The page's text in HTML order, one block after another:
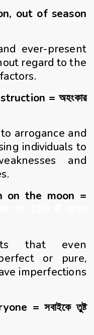
out of season
ever-present
regard to the
= অহংকার
arrogance and
individuals to
and
on the moon =
that even
or pure,
imperfections
= সবাইকে তুষ্ট